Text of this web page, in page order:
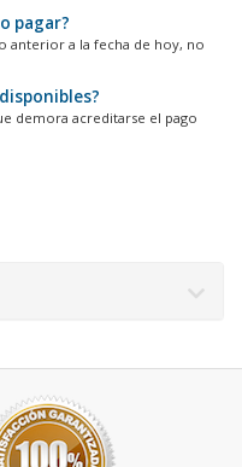
pagar?
anterior a la fecha de hoy, no
demora acreditarse el pago